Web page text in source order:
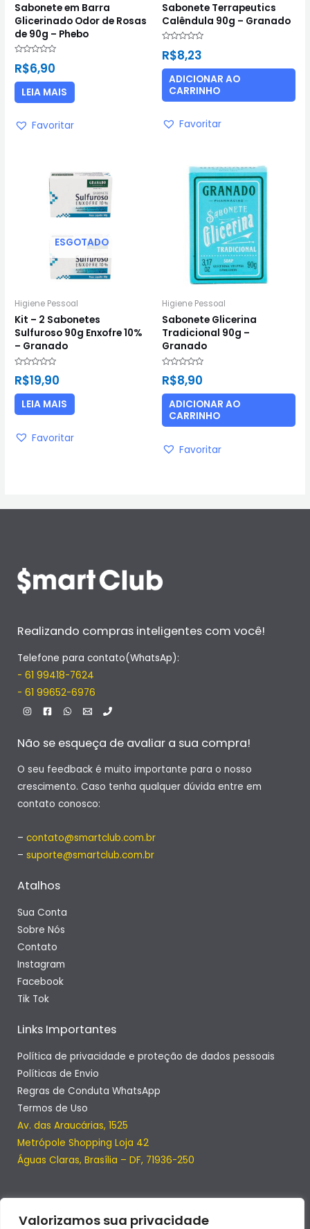
Valorizamos sua privacidade
Sabonete em Barra
Glicerinado Odor de Rosas
de 90g – Phebo
0
5
R$6,90
LEIA MAIS
Favoritar
Sabonete Terrapeutics
Calêndula 90g – Granado
0
5
R$8,23
ADICIONAR AO
CARRINHO
Favoritar
ESGOTADO
Higiene Pessoal
Kit – 2 Sabonetes
Sulfuroso 90g Enxofre 10%
– Granado
Avaliação
0
5
R$19,90
LEIA MAIS
Favoritar
Higiene Pessoal
Sabonete Glicerina
Tradicional 90g –
Granado
Avaliação
0
5
R$8,90
ADICIONAR AO
CARRINHO
Favoritar
Realizando compras inteligentes com você!
Telefone para contato(WhatsAp):
- 61 99418-7624
- 61 99652-6976
Não se esqueça de avaliar a sua compra!
O seu feedback é muito importante para o nosso
crescimento. Caso tenha qualquer dúvida entre em
contato conosco:
– contato@smartclub.com.br
– suporte@smartclub.com.br
Atalhos
Sua Conta
Sobre Nós
Contato
Instagram
Facebook
Tik Tok
Links Importantes
Política de privacidade e proteção de dados pessoais
Políticas de Envio
Regras de Conduta WhatsApp
Termos de Uso
Av. das Araucárias, 1525
Metrópole Shopping Loja 42
Águas Claras, Brasília – DF, 71936-250